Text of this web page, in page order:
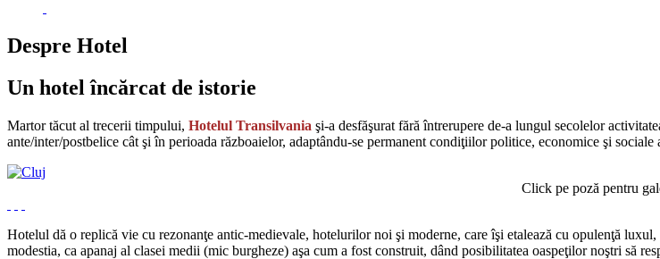
Despre Hotel
Un hotel încărcat de istorie
Martor tăcut al trecerii timpului, Hotelul Transilvania şi-a desfăşurat fără întrerupere de-a lungul secolelor
ante/inter/postbelice cât şi în perioada războaielor, adaptându-se permanent condiţiilor politice, economice şi sociale
Click pe poză pentru
Hotelul dă o replică vie cu rezonanţe antic-medievale, hotelurilor noi şi moderne, care îşi etalează cu opulenţă
modestia, ca apanaj al clasei medii (mic burgheze) aşa cum a fost construit, dând posibilitatea oaspeţilor noştri să